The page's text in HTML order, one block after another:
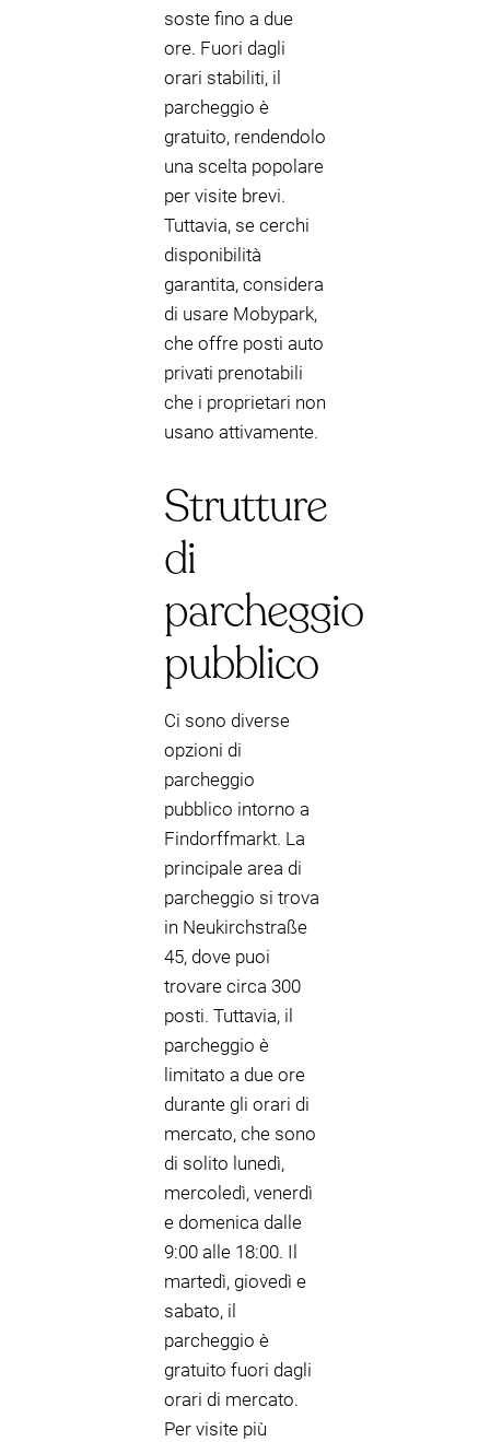
soste fino a due
ore. Fuori dagli
orari stabiliti, il
parcheggio è
gratuito, rendendolo
una scelta popolare
per visite brevi.
Tuttavia, se cerchi
disponibilità
garantita, considera
di usare Mobypark,
che offre posti auto
privati prenotabili
che i proprietari non
usano attivamente.
Strutture
di
parcheggio
pubblico
Ci sono diverse
opzioni di
parcheggio
pubblico intorno a
Findorffmarkt. La
principale area di
parcheggio si trova
in Neukirchstraße
45, dove puoi
trovare circa 300
posti. Tuttavia, il
parcheggio è
limitato a due ore
durante gli orari di
mercato, che sono
di solito lunedì,
mercoledì, venerdì
e domenica dalle
9:00 alle 18:00. Il
martedì, giovedì e
sabato, il
parcheggio è
gratuito fuori dagli
orari di mercato.
Per visite più